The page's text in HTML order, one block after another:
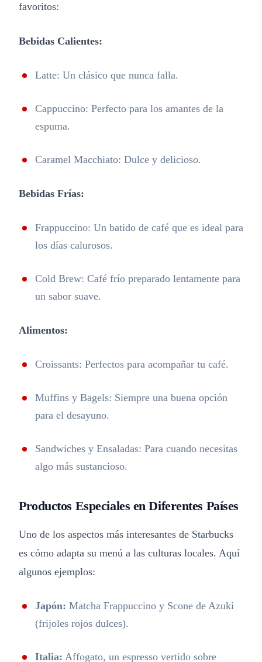
favoritos:
Bebidas Calientes:
Latte: Un clásico que nunca falla.
Cappuccino: Perfecto para los amantes de la
espuma.
Caramel Macchiato: Dulce y delicioso.
Bebidas Frías:
Frappuccino: Un batido de café que es ideal para
los días calurosos.
Cold Brew: Café frío preparado lentamente para
un sabor suave.
Alimentos:
Croissants: Perfectos para acompañar tu café.
Muffins y Bagels: Siempre una buena opción
para el desayuno.
Sandwiches y Ensaladas: Para cuando necesitas
algo más sustancioso.
Productos Especiales en Diferentes Países
Uno de los aspectos más interesantes de Starbucks
es cómo adapta su menú a las culturas locales. Aquí
algunos ejemplos:
Japón: Matcha Frappuccino y Scone de Azuki
(frijoles rojos dulces).
Italia: Affogato, un espresso vertido sobre